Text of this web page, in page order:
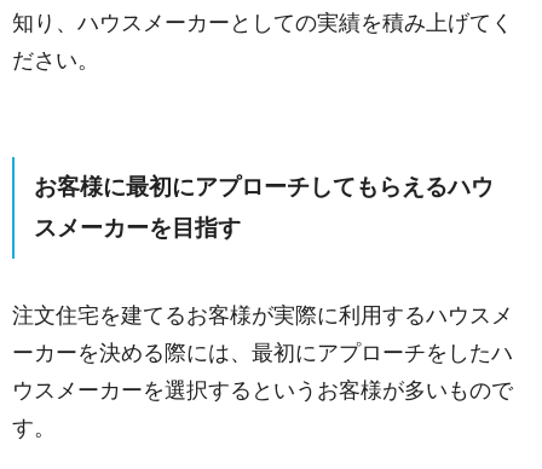
知り、ハウスメーカーとしての実績を積み上げてく
ださい。
お客様に最初にアプローチしてもらえるハウ
スメーカーを目指す
注文住宅を建てるお客様が実際に利用するハウスメ
ーカーを決める際には、最初にアプローチをしたハ
ウスメーカーを選択するというお客様が多いもので
す。